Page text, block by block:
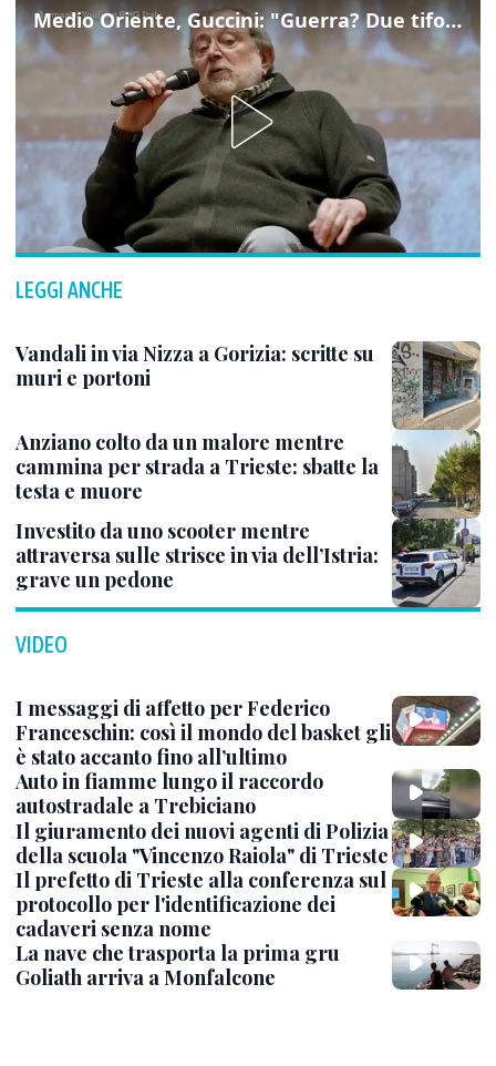
Medio Oriente, Guccini: "Guerra? Due tifoserie che si urlano contro e dimenticano vittime"
LEGGI ANCHE
Vandali in via Nizza a Gorizia: scritte su
muri e portoni
Anziano colto da un malore mentre
cammina per strada a Trieste: sbatte la
testa e muore
Investito da uno scooter mentre
attraversa sulle strisce in via dell’Istria:
grave un pedone
VIDEO
I messaggi di affetto per Federico
Franceschin: così il mondo del basket gli
è stato accanto fino all’ultimo
Auto in fiamme lungo il raccordo
autostradale a Trebiciano
Il giuramento dei nuovi agenti di Polizia
della scuola "Vincenzo Raiola" di Trieste
Il prefetto di Trieste alla conferenza sul
protocollo per l'identificazione dei
cadaveri senza nome
La nave che trasporta la prima gru
Goliath arriva a Monfalcone